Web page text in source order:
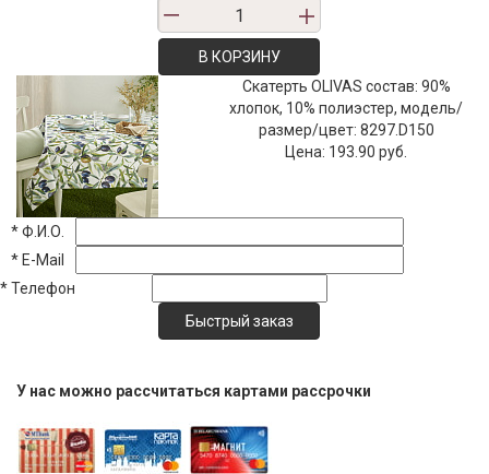
В КОРЗИНУ
Скатерть OLIVAS состав: 90%
хлопок, 10% полиэстер, модель/
размер/цвет: 8297.D150
Цена: 193.90 руб.
*Ф.И.О.
* E-Mail
*Телефон
У нас можно рассчитаться картами рассрочки